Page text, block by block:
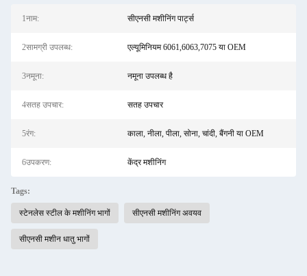
1नाम: सीएनसी मशीनिंग पार्ट्स
2सामग्री उपलब्ध: एल्यूमिनियम 6061,6063,7075 या OEM
3नमूना: नमूना उपलब्ध है
4सतह उपचार: सतह उपचार
5रंग: काला, नीला, पीला, सोना, चांदी, बैंगनी या OEM
6उपकरण: केंद्र मशीनिंग
Tags:
स्टेनलेस स्टील के मशीनिंग भागों सीएनसी मशीनिंग अवयव
सीएनसी मशीन धातु भागों